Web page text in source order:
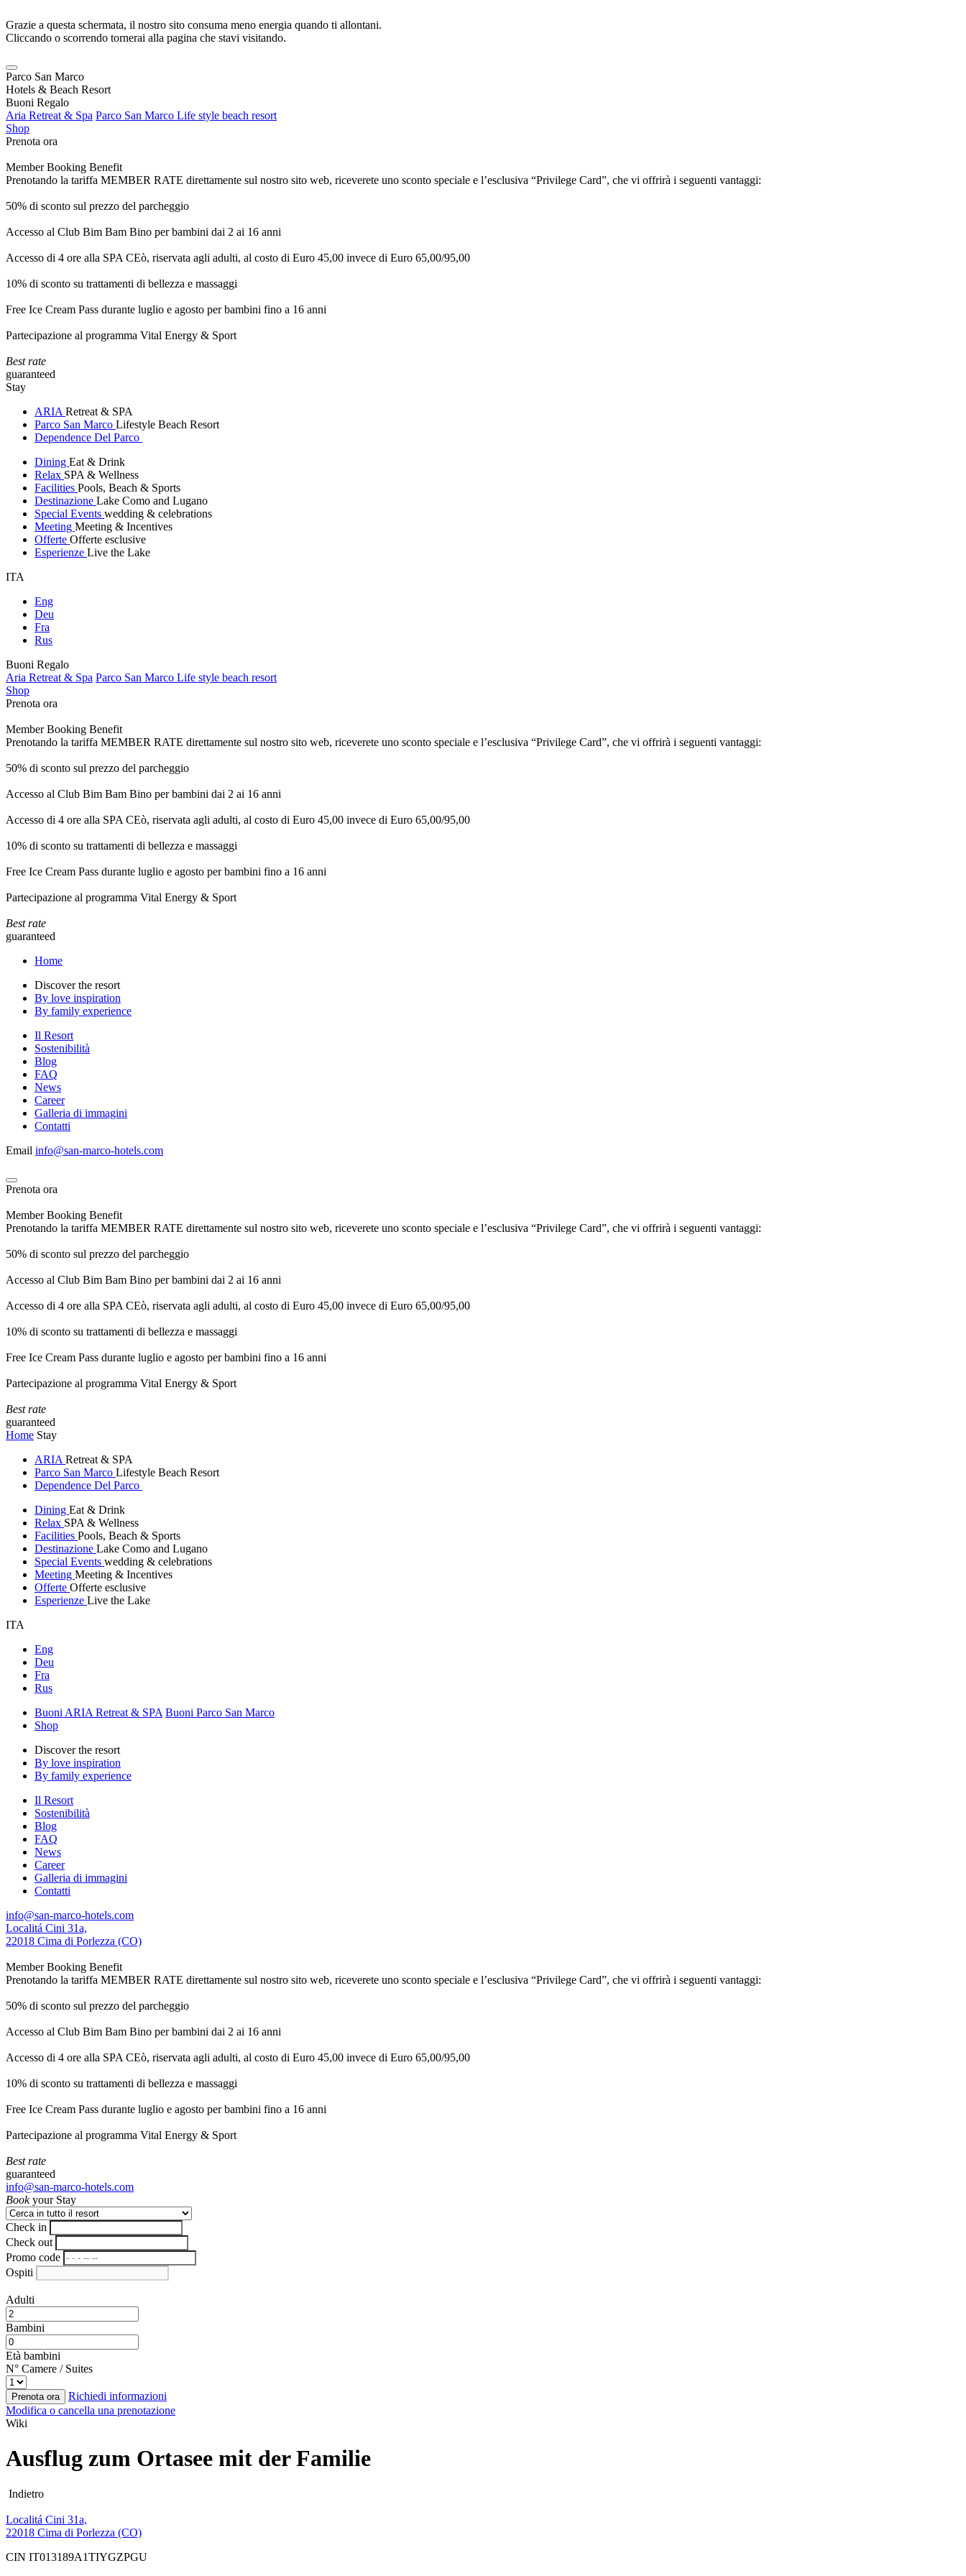
Grazie a questa schermata, il nostro sito consuma meno energia quando ti allontani.
Cliccando o scorrendo tornerai alla pagina che stavi visitando.
Parco San Marco
Hotels & Beach Resort
Buoni Regalo
Aria Retreat & Spa Parco San Marco Life style beach resort
Shop
Prenota ora
Member Booking Benefit
Prenotando la tariffa MEMBER RATE direttamente sul nostro sito web, riceverete uno sconto speciale e l’esclusiva “Privilege Card”, che vi offrirà i seguenti vantaggi:
50% di sconto sul prezzo del parcheggio
Accesso al Club Bim Bam Bino per bambini dai 2 ai 16 anni
Accesso di 4 ore alla SPA CEò, riservata agli adulti, al costo di Euro 45,00 invece di Euro 65,00/95,00
10% di sconto su trattamenti di bellezza e massaggi
Free Ice Cream Pass durante luglio e agosto per bambini fino a 16 anni
Partecipazione al programma Vital Energy & Sport
Best rate
guaranteed
Stay
ARIA Retreat & SPA
Parco San Marco Lifestyle Beach Resort
Dependence Del Parco
Dining Eat & Drink
Relax SPA & Wellness
Facilities Pools, Beach & Sports
Destinazione Lake Como and Lugano
Special Events wedding & celebrations
Meeting Meeting & Incentives
Offerte Offerte esclusive
Esperienze Live the Lake
ITA
Eng
Deu
Fra
Rus
Buoni Regalo
Aria Retreat & Spa Parco San Marco Life style beach resort
Shop
Prenota ora
Member Booking Benefit
Prenotando la tariffa MEMBER RATE direttamente sul nostro sito web, riceverete uno sconto speciale e l’esclusiva “Privilege Card”, che vi offrirà i seguenti vantaggi:
50% di sconto sul prezzo del parcheggio
Accesso al Club Bim Bam Bino per bambini dai 2 ai 16 anni
Accesso di 4 ore alla SPA CEò, riservata agli adulti, al costo di Euro 45,00 invece di Euro 65,00/95,00
10% di sconto su trattamenti di bellezza e massaggi
Free Ice Cream Pass durante luglio e agosto per bambini fino a 16 anni
Partecipazione al programma Vital Energy & Sport
Best rate
guaranteed
Home
Discover the resort
By love inspiration
By family experience
Il Resort
Sostenibilità
Blog
FAQ
News
Career
Galleria di immagini
Contatti
Email info@san-marco-hotels.com
Prenota ora
Member Booking Benefit
Prenotando la tariffa MEMBER RATE direttamente sul nostro sito web, riceverete uno sconto speciale e l’esclusiva “Privilege Card”, che vi offrirà i seguenti vantaggi:
50% di sconto sul prezzo del parcheggio
Accesso al Club Bim Bam Bino per bambini dai 2 ai 16 anni
Accesso di 4 ore alla SPA CEò, riservata agli adulti, al costo di Euro 45,00 invece di Euro 65,00/95,00
10% di sconto su trattamenti di bellezza e massaggi
Free Ice Cream Pass durante luglio e agosto per bambini fino a 16 anni
Partecipazione al programma Vital Energy & Sport
Best rate
guaranteed
Home Stay
ARIA Retreat & SPA
Parco San Marco Lifestyle Beach Resort
Dependence Del Parco
Dining Eat & Drink
Relax SPA & Wellness
Facilities Pools, Beach & Sports
Destinazione Lake Como and Lugano
Special Events wedding & celebrations
Meeting Meeting & Incentives
Offerte Offerte esclusive
Esperienze Live the Lake
ITA
Eng
Deu
Fra
Rus
Buoni ARIA Retreat & SPA Buoni Parco San Marco
Shop
Discover the resort
By love inspiration
By family experience
Il Resort
Sostenibilità
Blog
FAQ
News
Career
Galleria di immagini
Contatti
info@san-marco-hotels.com
Localitá Cini 31a,
22018 Cima di Porlezza (CO)
Member Booking Benefit
Prenotando la tariffa MEMBER RATE direttamente sul nostro sito web, riceverete uno sconto speciale e l’esclusiva “Privilege Card”, che vi offrirà i seguenti vantaggi:
50% di sconto sul prezzo del parcheggio
Accesso al Club Bim Bam Bino per bambini dai 2 ai 16 anni
Accesso di 4 ore alla SPA CEò, riservata agli adulti, al costo di Euro 45,00 invece di Euro 65,00/95,00
10% di sconto su trattamenti di bellezza e massaggi
Free Ice Cream Pass durante luglio e agosto per bambini fino a 16 anni
Partecipazione al programma Vital Energy & Sport
Best rate
guaranteed
info@san-marco-hotels.com
Bookyour Stay
Check in
Check out
Promo code
Ospiti
Adulti
Bambini
Età bambini
N° Camere / Suites
Prenota ora
Richiedi informazioni
Modifica o cancella una prenotazione
Wiki
Ausflug zum Ortasee mit der Familie
Indietro
Localitá Cini 31a,
22018 Cima di Porlezza (CO)
CIN IT013189A1TIYGZPGU